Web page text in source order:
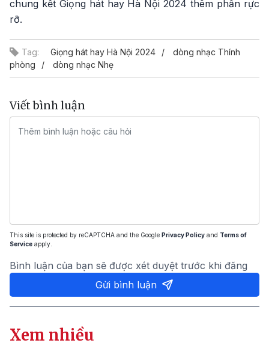
chung kết Giọng hát hay Hà Nội 2024 thêm phần rực
rỡ.
Tag: Giọng hát hay Hà Nội 2024
dòng nhạc Thính
phòng
dòng nhạc Nhẹ
Viết bình luận
This site is protected by reCAPTCHA and the Google Privacy Policy and Terms of
Service apply.
Bình luận của bạn sẽ được xét duyệt trước khi đăng
Gửi bình luận
Xem nhiều